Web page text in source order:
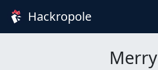
Hackropole
Merry